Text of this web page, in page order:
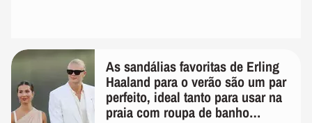
As sandálias favoritas de Erling
Haaland para o verão são um par
perfeito, ideal tanto para usar na
praia com roupa de banho